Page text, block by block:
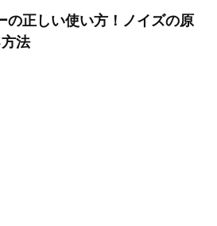
の正しい使い方！ノイズの原
法